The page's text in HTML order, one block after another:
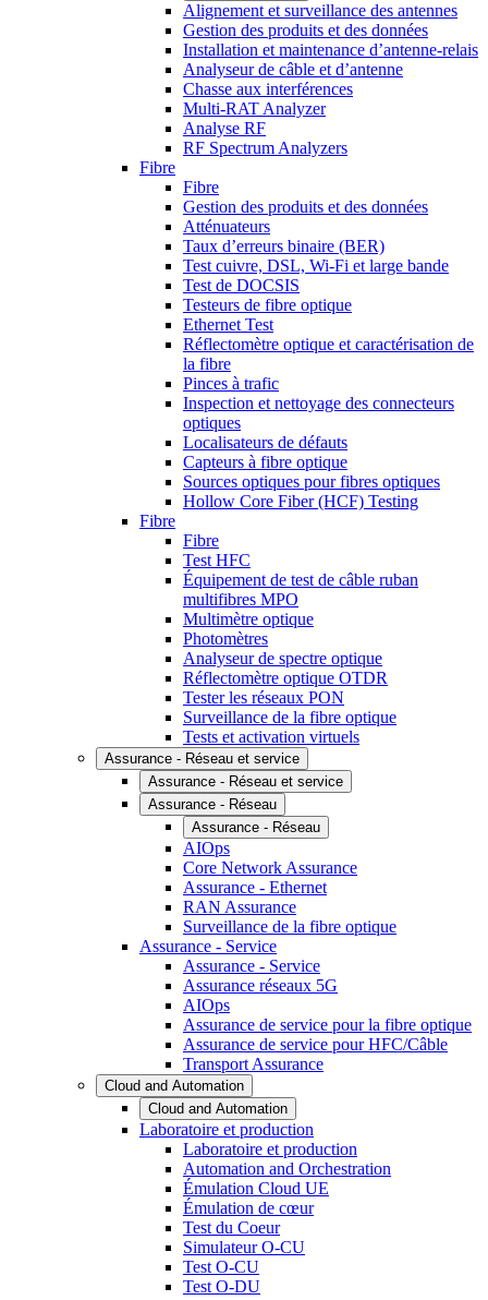
Alignement et surveillance des antennes
Gestion des produits et des données
Installation et maintenance d’antenne-relais
Analyseur de câble et d’antenne
Chasse aux interférences
Multi-RAT Analyzer
Analyse RF
RF Spectrum Analyzers
Fibre
Fibre
Gestion des produits et des données
Atténuateurs
Taux d’erreurs binaire (BER)
Test cuivre, DSL, Wi-Fi et large bande
Test de DOCSIS
Testeurs de fibre optique
Ethernet Test
Réflectomètre optique et caractérisation de
la fibre
Pinces à trafic
Inspection et nettoyage des connecteurs
optiques
Localisateurs de défauts
Capteurs à fibre optique
Sources optiques pour fibres optiques
Hollow Core Fiber (HCF) Testing
Fibre
Fibre
Test HFC
Équipement de test de câble ruban
multifibres MPO
Multimètre optique
Photomètres
Analyseur de spectre optique
Réflectomètre optique OTDR
Tester les réseaux PON
Surveillance de la fibre optique
Tests et activation virtuels
Assurance - Réseau et service
Assurance - Réseau et service
Assurance - Réseau
Assurance - Réseau
AIOps
Core Network Assurance
Assurance - Ethernet
RAN Assurance
Surveillance de la fibre optique
Assurance - Service
Assurance - Service
Assurance réseaux 5G
AIOps
Assurance de service pour la fibre optique
Assurance de service pour HFC/Câble
Transport Assurance
Cloud and Automation
Cloud and Automation
Laboratoire et production
Laboratoire et production
Automation and Orchestration
Émulation Cloud UE
Émulation de cœur
Test du Coeur
Simulateur O-CU
Test O-CU
Test O-DU